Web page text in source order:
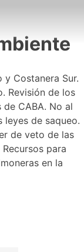
y Costanera Sur.
Revisión de los
CABA. No al
leyes de saqueo.
de veto de las
para
en la